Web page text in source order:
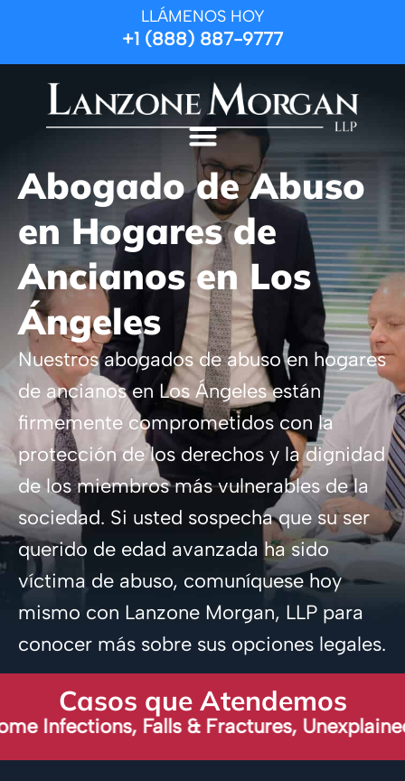
LLÁMENOS HOY
+1 (888) 887-9777
Abogado de Abuso
en Hogares de
Ancianos en Los
Ángeles
Nuestros abogados de abuso en hogares
de ancianos en Los Ángeles están
firmemente comprometidos con la
protección de los derechos y la dignidad
de los miembros más vulnerables de la
sociedad. Si usted sospecha que su ser
querido de edad avanzada ha sido
víctima de abuso, comuníquese hoy
mismo con Lanzone Morgan, LLP para
conocer más sobre sus opciones legales.
Casos que Atendemos
Falls & Fractures, Unexplained